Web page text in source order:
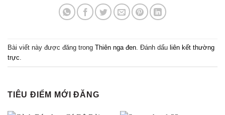
Bài viết này được đăng trong Thiên nga đen . Đánh dấu liên kết thường
trực
TIÊU ĐIỂM MỚI ĐĂNG